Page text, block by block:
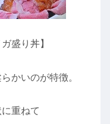
盛り丼】
かいのが特徴。
重ねて